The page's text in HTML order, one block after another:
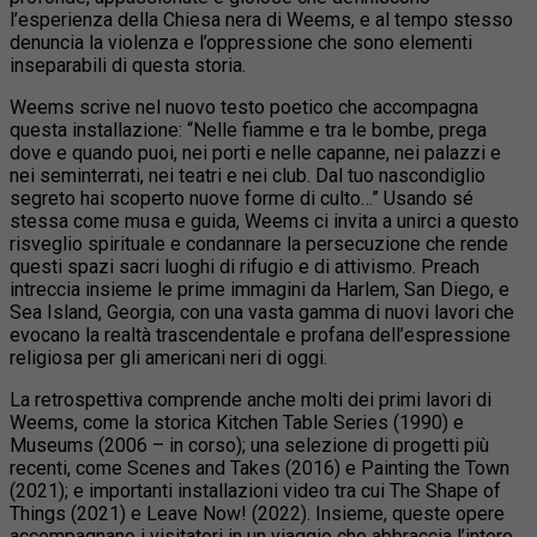
l’esperienza della Chiesa nera di Weems, e al tempo stesso
denuncia la violenza e l’oppressione che sono elementi
inseparabili di questa storia.
Weems scrive nel nuovo testo poetico che accompagna
questa installazione: “Nelle fiamme e tra le bombe, prega
dove e quando puoi, nei porti e nelle capanne, nei palazzi e
nei seminterrati, nei teatri e nei club. Dal tuo nascondiglio
segreto hai scoperto nuove forme di culto…” Usando sé
stessa come musa e guida, Weems ci invita a unirci a questo
risveglio spirituale e condannare la persecuzione che rende
questi spazi sacri luoghi di rifugio e di attivismo. Preach
intreccia insieme le prime immagini da Harlem, San Diego, e
Sea Island, Georgia, con una vasta gamma di nuovi lavori che
evocano la realtà trascendentale e profana dell’espressione
religiosa per gli americani neri di oggi.
La retrospettiva comprende anche molti dei primi lavori di
Weems, come la storica Kitchen Table Series (1990) e
Museums (2006 – in corso); una selezione di progetti più
recenti, come Scenes and Takes (2016) e Painting the Town
(2021); e importanti installazioni video tra cui The Shape of
Things (2021) e Leave Now! (2022). Insieme, queste opere